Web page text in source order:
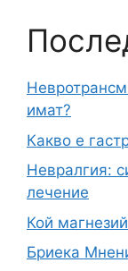
имат?
Какво е
Невралгия:
лечение
Кой
Бриека